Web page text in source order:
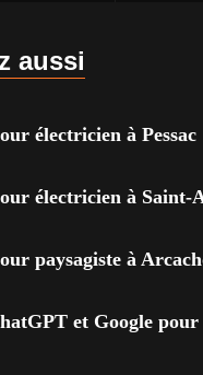
aussi
électricien à Pessac
électricien à Saint-
paysagiste à
et Google